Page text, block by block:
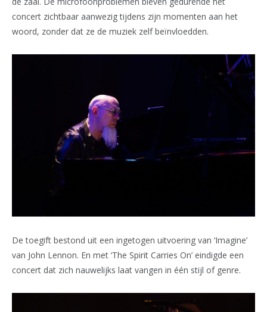
concert zichtbaar aanwezig tijdens zijn momenten aan het
woord, zonder dat ze de muziek zelf beïnvloedden.
De toegift bestond uit een ingetogen uitvoering van ‘Imagine’
van John Lennon. En met ‘The Spirit Carries On’ eindigde een
concert dat zich nauwelijks laat vangen in één stijl of genre.